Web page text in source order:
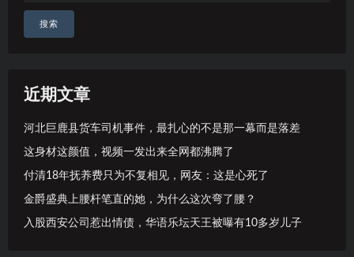
搜索
近期文章
河北巨鹿县货车司机事件，最扎心的不是那一幕而是落差
这身材这颜值，视频一发出来全网都沸腾了
付清18年抚养费只为不复相见，网友：这是心死了
金爵盛典上腰杆笔直的她，为什么这次弯了腰？
入股西安公司惹出情债，华语乐坛天王被曝有10多岁儿子